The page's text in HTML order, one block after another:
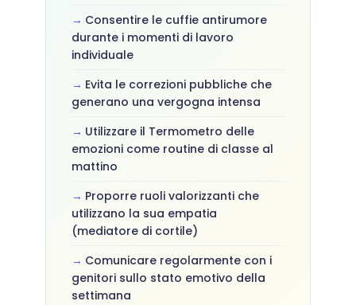
Consentire le cuffie antirumore
durante i momenti di lavoro
individuale
Evita le correzioni pubbliche che
generano una vergogna intensa
Utilizzare il Termometro delle
emozioni come routine di classe al
mattino
Proporre ruoli valorizzanti che
utilizzano la sua empatia
(mediatore di cortile)
Comunicare regolarmente con i
genitori sullo stato emotivo della
settimana